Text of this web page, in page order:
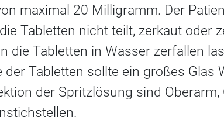
maximal 20 Milligramm. Der
Tabletten nicht teilt, zerkaut oder
die Tabletten in Wasser zerfallen
Tabletten sollte ein großes Glas
der Spritzlösung sind Oberarm,